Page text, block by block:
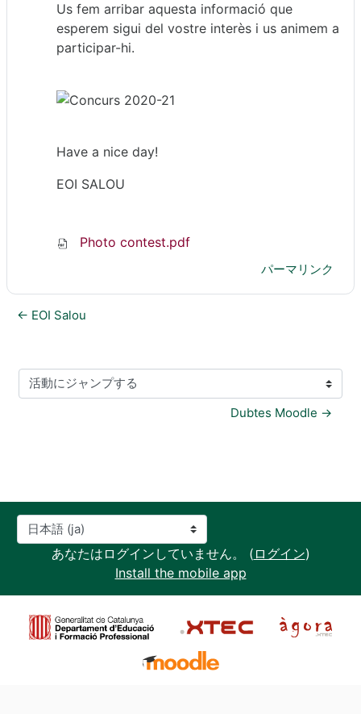
Us fem arribar aquesta informació que
esperem sigui del vostre interès i us animem a
participar-hi.
Have a nice day!
EOI SALOU
Photo contest.pdf
パーマリンク
← EOI Salou
活動にジャンプする
Dubtes Moodle →
言語設定
あなたはログインしていません。 ( ログイン)
Install the mobile app